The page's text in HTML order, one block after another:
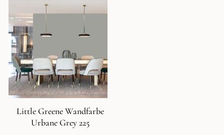
Little Greene Wandfarbe
Urbane Grey 225
Produkt
mehrere
auf.
Optionen
können
auf
der
Produktseite
gewählt